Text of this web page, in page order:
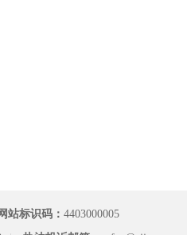
网站标识码： 4403000005